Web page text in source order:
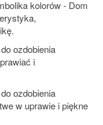
kolorów - Dom
ozdobienia
i
ozdobienia
w uprawie i piękne